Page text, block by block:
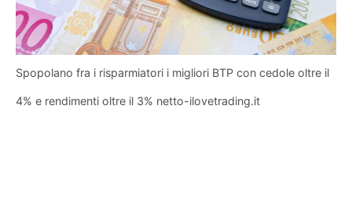
Spopolano fra i risparmiatori i migliori BTP con cedole oltre il
4% e rendimenti oltre il 3% netto-ilovetrading.it